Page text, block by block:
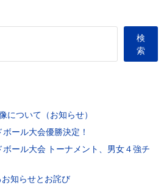
検
索
について（お知らせ）
ール大会優勝決定！
ール大会 トーナメント、男女４強チ
知らせとお詫び